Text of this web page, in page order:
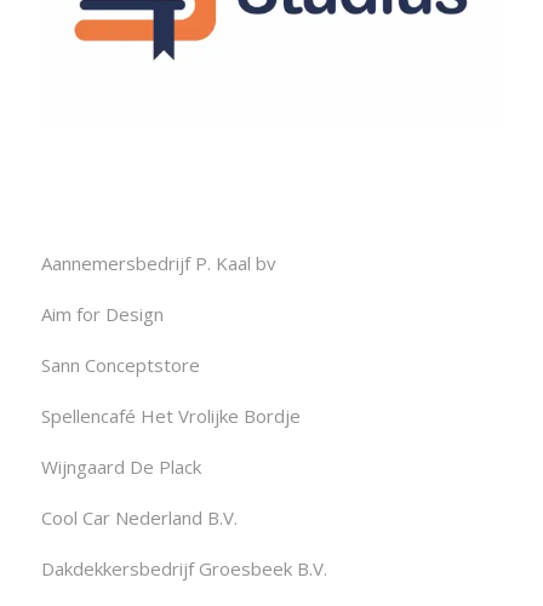
Aannemersbedrijf P. Kaal bv
Aim for Design
Sann Conceptstore
Spellencafé Het Vrolijke Bordje
Wijngaard De Plack
Cool Car Nederland B.V.
Dakdekkersbedrijf Groesbeek B.V.